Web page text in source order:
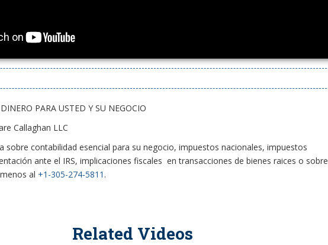
PARA USTED Y SU NEGOCIO
Callaghan LLC
sobre contabilidad esencial para su negocio, impuestos nacionales, impuestos
ante el IRS, implicaciones fiscales en transacciones de bienes raices o sobre
al +1-305-274-5811 .
Related Videos